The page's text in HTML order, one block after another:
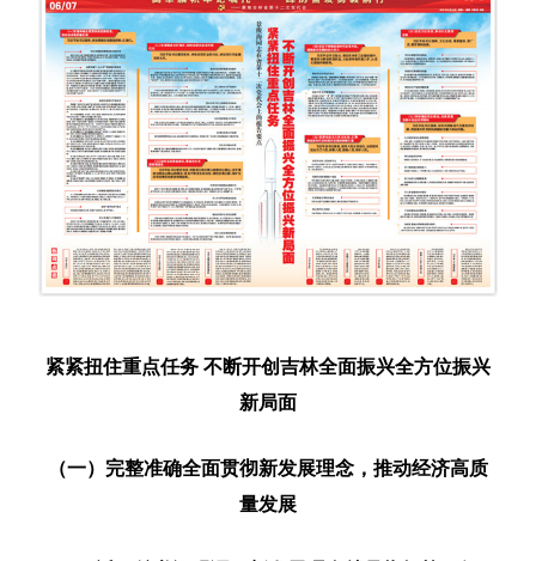
紧紧扭住重点任务 不断开创吉林全面振兴全方位振兴
新局面
（一）完整准确全面贯彻新发展理念，推动经济高质
量发展